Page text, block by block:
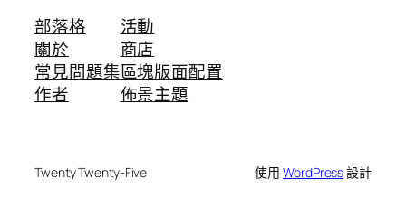
部落格
關於
常見問題集
作者
活動
商店
區塊版面配置
佈景主題
Twenty Twenty-Five 使用WordPress設計